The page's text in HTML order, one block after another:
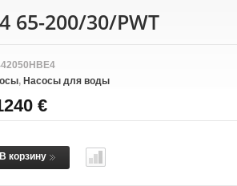
65-200/30/PWT
, Насосы для воды
€
В корзину